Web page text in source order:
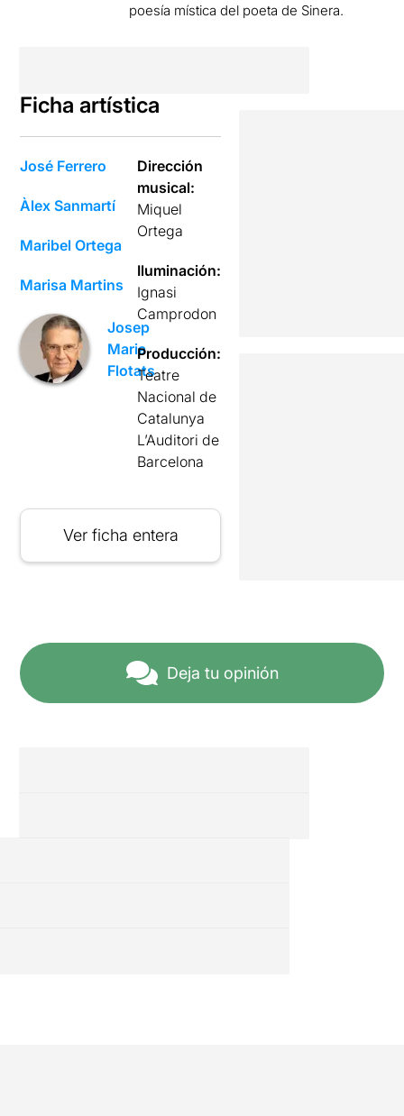
poesía mística del poeta de Sinera.
Ficha artística
José Ferrero
Àlex Sanmartí
Maribel Ortega
Marisa Martins
Josep
Maria
Flotats
Dirección
musical:
Miquel
Ortega
Iluminación:
Ignasi
Camprodon
Producción:
Teatre
Nacional de
Catalunya
L’Auditori de
Barcelona
Ver ficha entera
Deja tu opinión